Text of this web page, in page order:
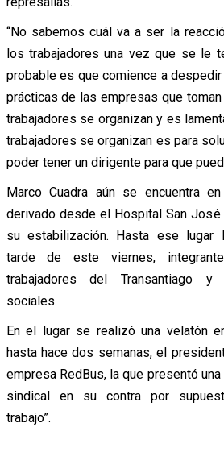
“No sabemos cuál va a ser la
los trabajadores una vez que se le
probable es que comience a
prácticas de las empresas que
trabajadores se organizan y es
trabajadores se organizan es para
poder tener un dirigente para que
Marco Cuadra aún se encuentra
derivado desde el Hospital San José
su estabilización. Hasta ese lugar
tarde de este viernes,
trabajadores del Transantiago y
sociales.
En el lugar se realizó una velatón
hasta hace dos semanas, el
empresa RedBus, la que presentó
sindical en su contra por
trabajo”.